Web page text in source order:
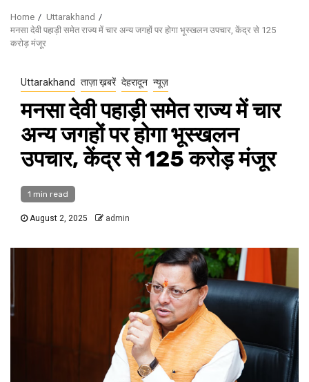
Home
Uttarakhand
मनसा देवी पहाड़ी समेत राज्य में चार अन्य जगहों पर होगा भूस्खलन उपचार, केंद्र से 125
करोड़ मंजूर
Uttarakhand ताज़ा ख़बरें देहरादून न्यूज़
मनसा देवी पहाड़ी समेत राज्य में चार
अन्य जगहों पर होगा भूस्खलन
उपचार, केंद्र से 125 करोड़ मंजूर
1 min read
August 2, 2025 admin